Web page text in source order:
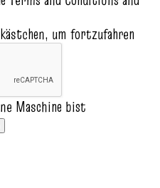
um fortzufahren
Maschine bist